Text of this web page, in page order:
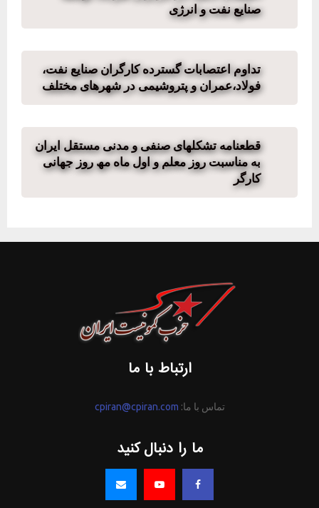
صنایع نفت و انرژی
تداوم اعتصابات گسترده کارگران صنایع نفت،
فولاد،عمران و پتروشیمی در شهرهای مختلف
قطعنامه تشکلھای صنفی و مدنی مستقل ایران
به مناسبت روز معلم و اول ماه مھ روز جھانی
کارگر
ارتباط با ما
تماس با ما: cpiran@cpiran.com
ما را دنبال کنید